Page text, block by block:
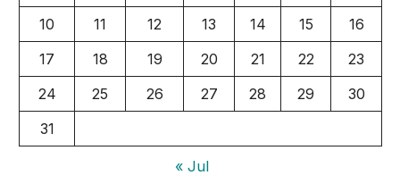
10
11 12 13 14 15
16
17
18 19 20 21 22
23
24
25 26 27 28 29
30
31
« Jul